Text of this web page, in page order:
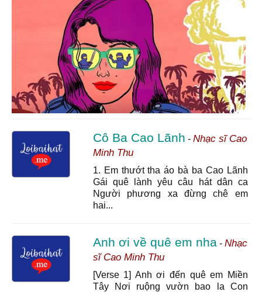
Cô Ba Cao Lãnh - Nhạc sĩ Cao
Minh Thu
1. Em thướt tha áo bà ba Cao Lãnh
Gái quê lành yêu câu hát dân ca
Người phương xa đừng chê em
hai...
Anh ơi về quê em nha- Nhạc
sĩ Cao Minh Thu
[Verse 1] Anh ơi đến quê em Miền
Tây Nơi ruộng vườn bao la Con